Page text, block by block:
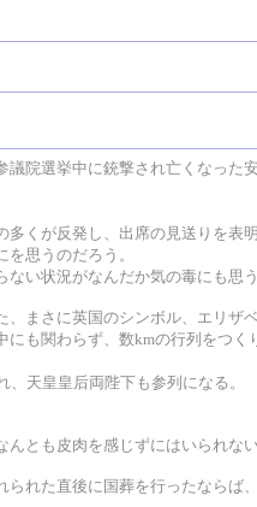
議院選挙中に銃撃され亡くなった
くが反発し、出席の見送りを表
思うのだろう。
い状況がなんだか気の毒にも思う
まさに英国のシンボル、エリザ
も関わらず、数kmの行列をつ
天皇皇后両陛下も参列になる。
とも皮肉を感じずにはいられない
られた直後に国葬を行ったならば